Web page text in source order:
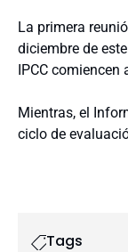
La primera
diciembre de
IPCC comiencen
Mientras, el
ciclo de
Tags